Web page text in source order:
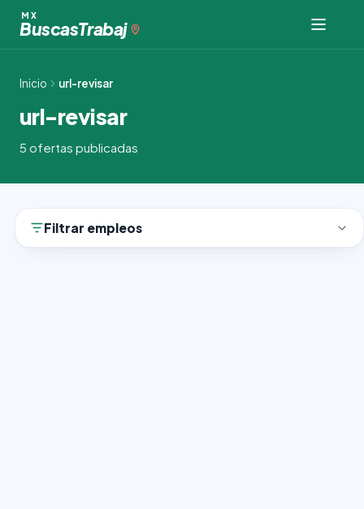
contenido
MX
BuscasTrabaj
Inicio url-revisar
url-revisar
5 ofertas publicadas
Filtrar empleos